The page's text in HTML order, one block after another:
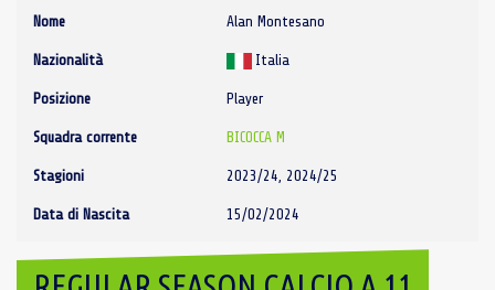
Nome Alan Montesano
Nazionalità Italia
Posizione Player
Squadra corrente BICOCCA M
Stagioni 2023/24, 2024/25
Data di Nascita 15/02/2024